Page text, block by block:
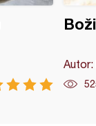
Autor: